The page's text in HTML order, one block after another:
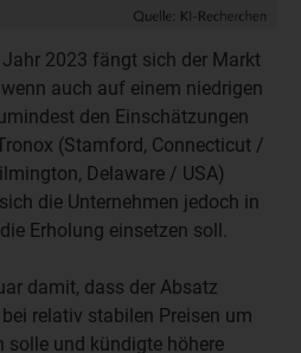
2023 fängt sich der Markt
auch auf einem niedrigen
den Einschätzungen
(Stamford, Connecticut /
Delaware / USA)
die Unternehmen jedoch in
Erholung einsetzen soll.
damit, dass der Absatz
relativ stabilen Preisen um
solle und kündigte höhere